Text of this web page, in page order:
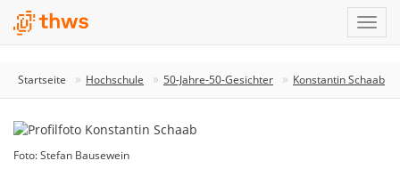
Startseite Hochschule 50-Jahre-50-Gesichter Konstantin Schaab
Foto: Stefan Bausewein